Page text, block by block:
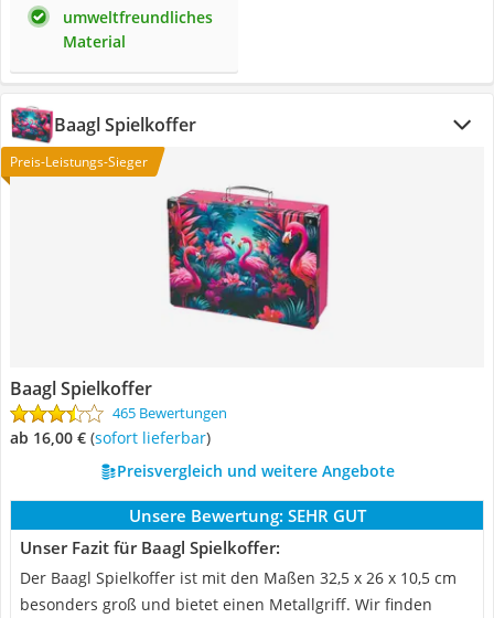
umweltfreundliches
Material
Baagl Spielkoffer
Preis-Leistungs-Sieger
Baagl Spielkoffer
465 Bewertungen
ab 16,00 € ( Sofort lieferbar)
Preisvergleich und weitere Angebote
Unsere Bewertung: SEHR GUT
Unser Fazit für Baagl Spielkoffer:
Der Baagl Spielkoffer ist mit den Maßen 32,5 x 26 x 10,5 cm
besonders groß und bietet einen Metallgriff. Wir finden